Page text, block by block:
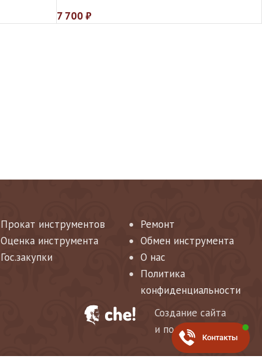
7 700₽
Прокат инструментов
Оценка инструмента
Гос.закупки
Ремонт
Обмен инструмента
О нас
Политика
конфиденциальности
Создание сайта
и поддержка
Контакты